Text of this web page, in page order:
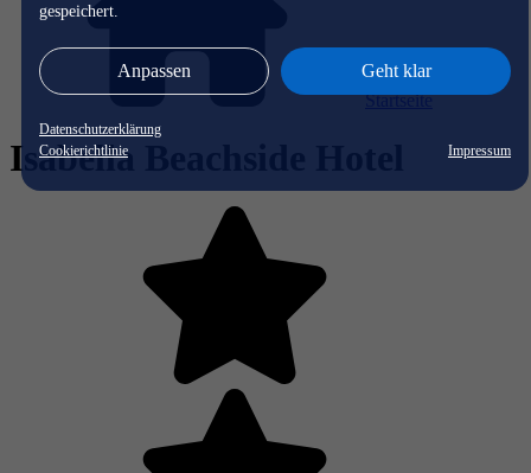
gespeichert.
Anpassen Geht klar
Datenschutzerklärung
Cookierichtlinie
Impressum
Startseite
Isabella Beachside Hotel